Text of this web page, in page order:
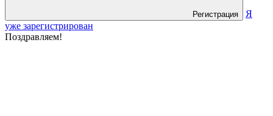
Регистрация
Я
уже зарегистрирован
Поздравляем!